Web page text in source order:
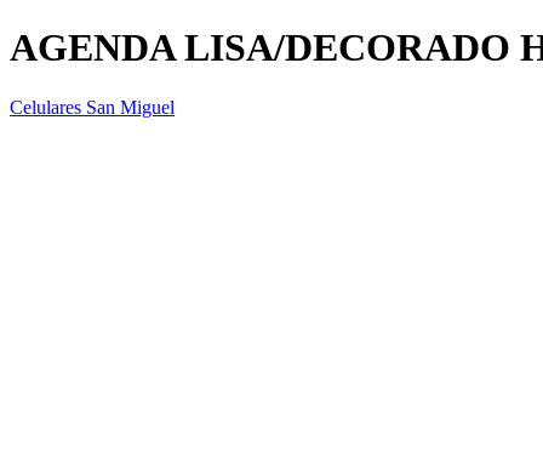
AGENDA LISA/DECORADO
Celulares San Miguel